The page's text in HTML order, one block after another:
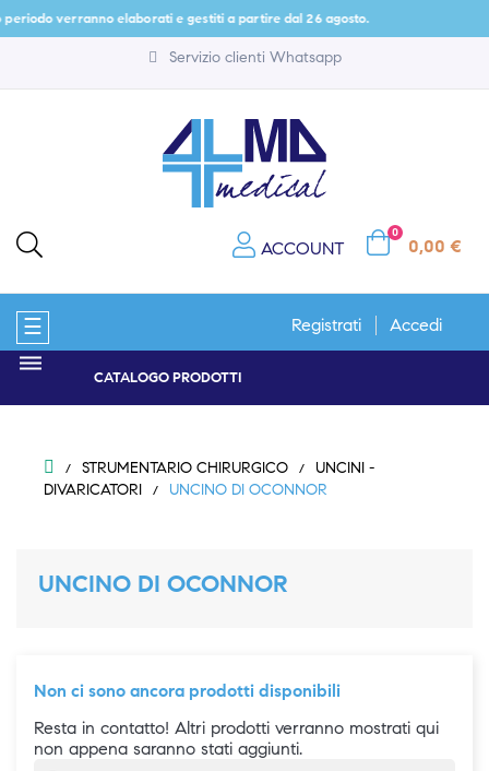
verranno elaborati e gestiti a partire dal 26 agosto.
Servizio clienti Whatsapp
ACCOUNT
0
0,00 €
navigazione
Toggle
☰ Registrati Accedi
CATALOGO PRODOTTI
STRUMENTARIO CHIRURGICO
UNCINI -
DIVARICATORI
UNCINO DI OCONNOR
UNCINO DI OCONNOR
Non ci sono ancora prodotti disponibili
Resta in contatto! Altri prodotti verranno mostrati qui
non appena saranno stati aggiunti.